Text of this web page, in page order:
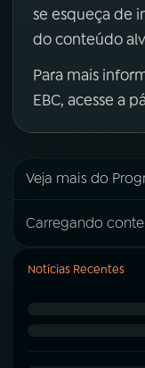
se esqueça de
do conteúdo
Para mais
EBC, acesse a
Veja mais do
Carregando
Notícias Recentes